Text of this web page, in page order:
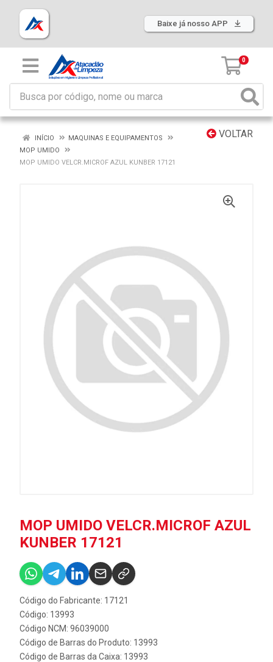
Baixe já nosso APP
0
VOLTAR
INÍCIO
MAQUINAS E EQUIPAMENTOS
MOP UMIDO
MOP UMIDO VELCR.MICROF AZUL KUNBER 17121
MOP UMIDO VELCR.MICROF AZUL
KUNBER 17121
Código do Fabricante: 17121
Código: 13993
Código NCM: 96039000
Código de Barras do Produto: 13993
Código de Barras da Caixa: 13993